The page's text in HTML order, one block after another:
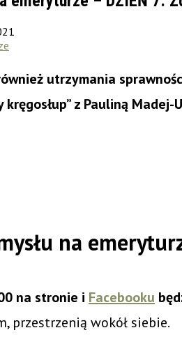
utrzymania
z Pauliną
na
na stronie i Facebooku
przestrzenią wokół siebie.